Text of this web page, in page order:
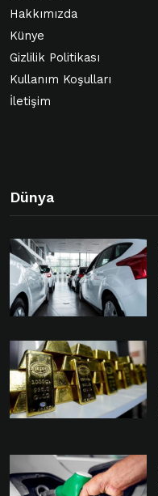
Hakkımızda
Künye
Gizlilik Politikası
Kullanım Koşulları
İletişim
Dünya